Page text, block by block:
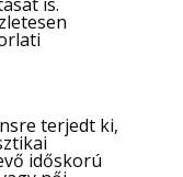
terjedt ki,
időskorú